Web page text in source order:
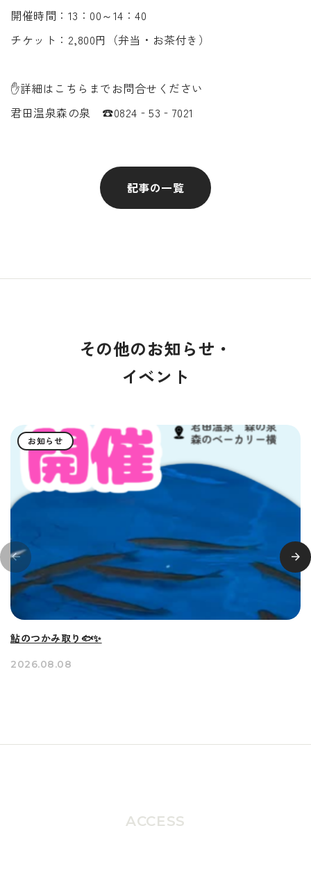
開催時間：13：00～14：40
チケット：2,800円（弁当・お茶付き）
✋詳細はこちらまでお問合せください
君田温泉森の泉 ☎0824‐53‐7021
記事の一覧
その他のお知らせ・
イベント
お知らせ
鮎のつかみ取り🐟✨
2026.08.08
ACCESS